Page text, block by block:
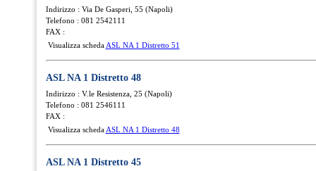
Indirizzo : Via De Gasperi, 55 (Napoli)
Telefono : 081 2542111
FAX :
Visualizza scheda ASL NA 1 Distretto 51
ASL NA 1 Distretto 48
Indirizzo : V.le Resistenza, 25 (Napoli)
Telefono : 081 2546111
FAX :
Visualizza scheda ASL NA 1 Distretto 48
ASL NA 1 Distretto 45